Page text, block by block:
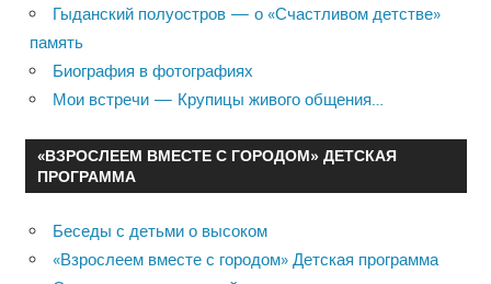
Гыданский полуостров — о «Счастливом детстве»
память
Биография в фотографиях
Мои встречи — Крупицы живого общения…
«ВЗРОСЛЕЕМ ВМЕСТЕ С ГОРОДОМ» ДЕТСКАЯ
ПРОГРАММА
Беседы с детьми о высоком
«Взрослеем вместе с городом» Детская программа